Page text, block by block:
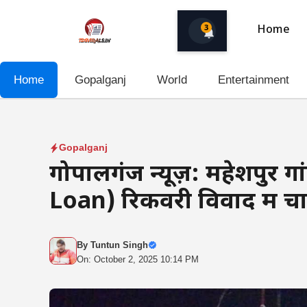
3 Home
Home Gopalganj World Entertainment
Gopalganj
गोपालगंज न्यूज़: महेशपुर
Loan) रिकवरी विवाद में
By Tuntun Singh
On: October 2, 2025 10:14 PM